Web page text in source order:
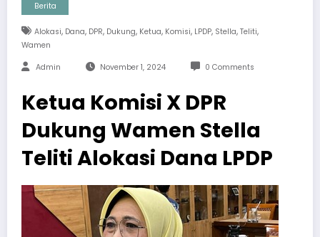
Berita
Alokasi, Dana, DPR, Dukung, Ketua, Komisi, LPDP, Stella, Teliti,
Wamen
Admin November 1, 2024 0 Comments
Ketua Komisi X DPR
Dukung Wamen Stella
Teliti Alokasi Dana LPDP